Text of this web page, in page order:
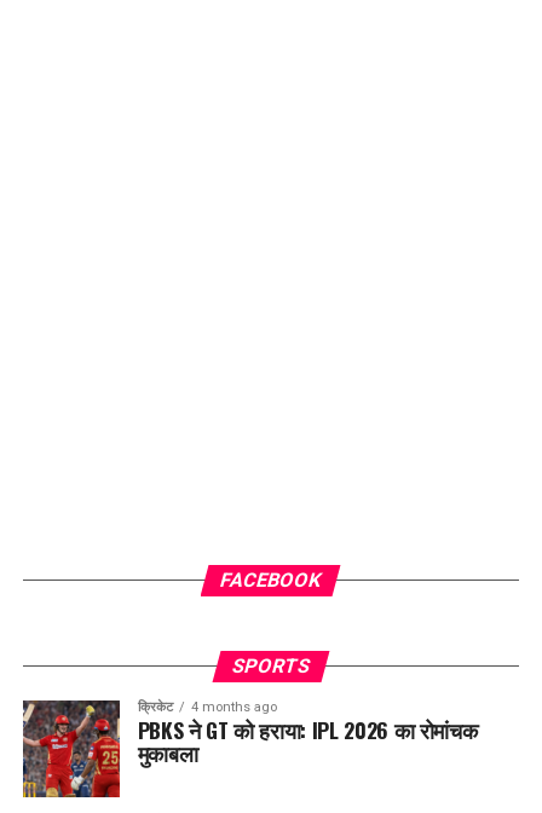
FACEBOOK
SPORTS
क्रिकेट 4 months ago
PBKS ने GT को हराया: IPL 2026 का रोमांचक
मुकाबला